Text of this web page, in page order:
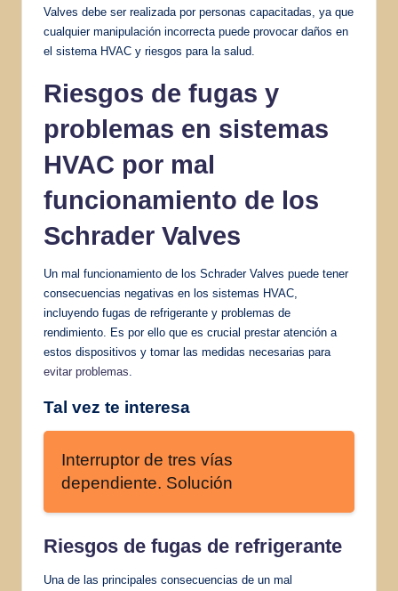
Valves debe ser realizada por personas capacitadas, ya que
cualquier manipulación incorrecta puede provocar daños en
el sistema HVAC y riesgos para la salud.
Riesgos de fugas y
problemas en sistemas
HVAC por mal
funcionamiento de los
Schrader Valves
Un mal funcionamiento de los Schrader Valves puede tener
consecuencias negativas en los sistemas HVAC,
incluyendo fugas de refrigerante y problemas de
rendimiento. Es por ello que es crucial prestar atención a
estos dispositivos y tomar las medidas necesarias para
evitar problemas
Tal vez te interesa
Interruptor de tres vías
dependiente. Solución
Riesgos de fugas de refrigerante
Una de las principales consecuencias de un mal